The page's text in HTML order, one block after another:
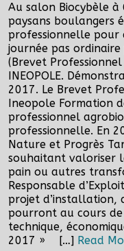
Au salon Biocybèle
paysans boulangers
professionnelle pour
journée pas ordinaire
(Brevet
INEOPOLE.
2017. Le Brevet
Ineopole Formation
professionnel
professionnelle. En
Nature et Progrès
souhaitant valoriser
pain ou autres
Responsable
projet d’installation,
pourront au cours
technique,
2017 » […] Read